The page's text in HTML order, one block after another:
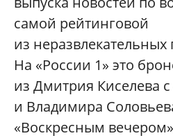
самой рейтинговой
из неразвлекательных
На «России 1» это
из Дмитрия Киселева
и Владимира
«Воскресным